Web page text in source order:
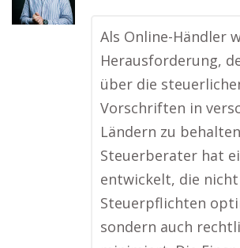
Als Online-Händler
Herausforderung,
über die
Vorschriften in
Ländern zu
Steuerberater hat
entwickelt, die
Steuerpflichten
sondern auch